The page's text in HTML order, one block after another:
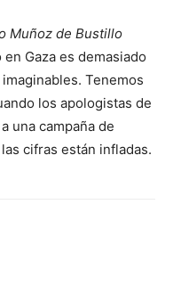
Muñoz de Bustillo
Gaza es demasiado
Tenemos
los apologistas de
una campaña de
cifras están infladas.